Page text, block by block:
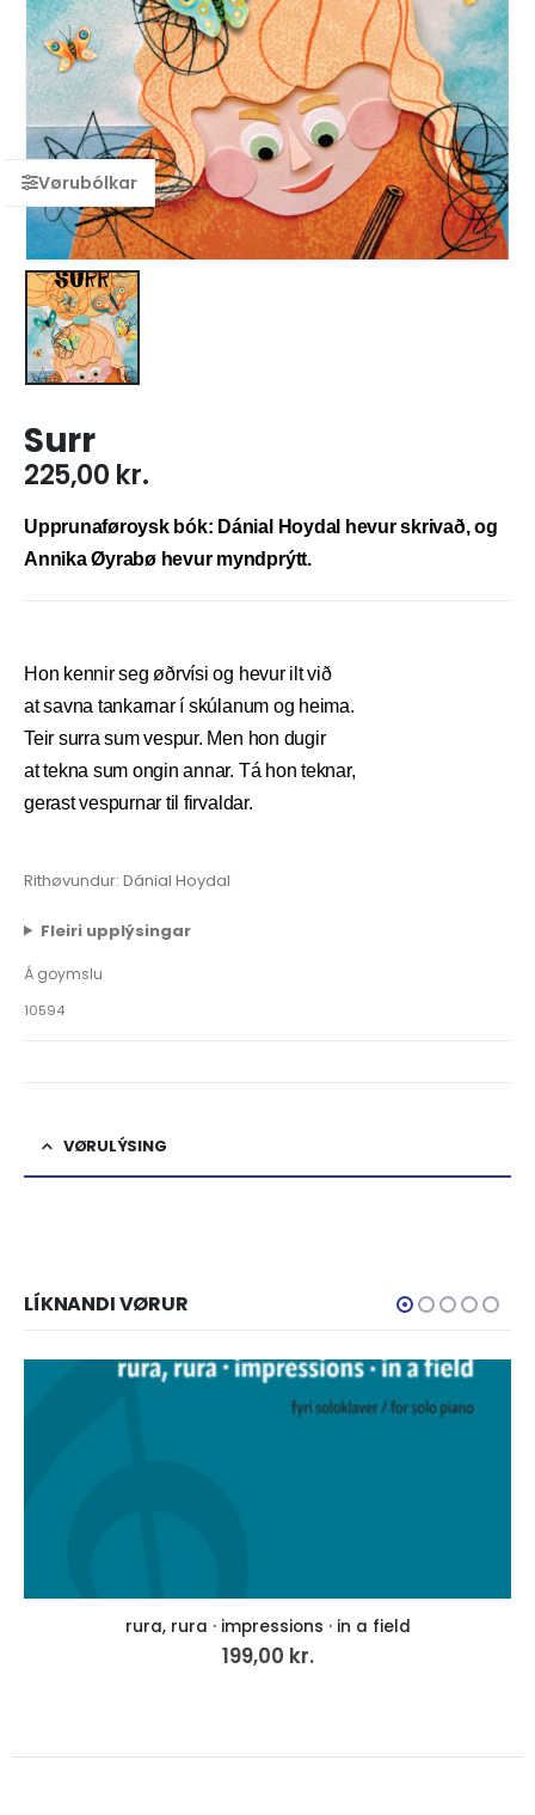
Surr
225,00 kr.
Upprunaføroysk bók: Dánial Hoydal hevur skrivað, og
Annika Øyrabø hevur myndprýtt.
Hon kennir seg øðrvísi og hevur ilt við
at savna tankarnar í skúlanum og heima.
Teir surra sum vespur. Men hon dugir
at tekna sum ongin annar. Tá hon teknar,
gerast vespurnar til firvaldar.
Rithøvundur: Dánial Hoydal
Fleiri upplýsingar
Á goymslu
10594
VØRULÝSING
LÍKNANDI VØRUR
· in a field